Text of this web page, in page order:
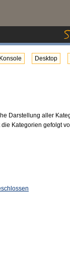
Konsole Desktop
Darstellung aller
Kategorien gefolgt